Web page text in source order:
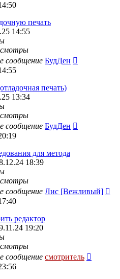
печать
14:55
сообщение БудДен
печать)
13:34
сообщение БудДен
для метода
18:39
сообщение Лис [Вежливый]
редактор
19:20
сообщение смотритель